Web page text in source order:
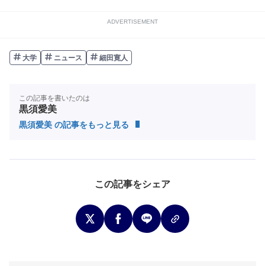
ADVERTISEMENT
大学 ニュース 細田寛人
この記事を書いたのは
黒須愛美
黒須愛美 の記事をもっと見る
この記事をシェア